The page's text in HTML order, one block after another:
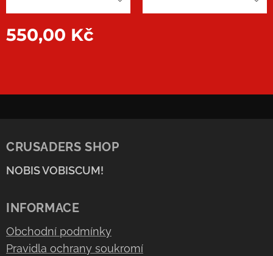
550,00 Kč
CRUSADERS SHOP
NOBIS VOBISCUM!
INFORMACE
Obchodní podmínky
Pravidla ochrany soukromí